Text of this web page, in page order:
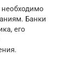
Банки
его